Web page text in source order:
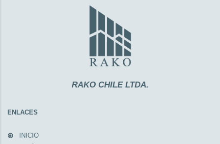
RAKO CHILE LTDA.
ENLACES
INICIO